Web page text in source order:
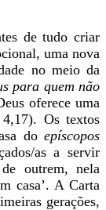
de tudo criar
uma nova
no meio da
para quem não
oferece uma
Os textos
do epíscopos
as a servir
outrem, nela
casa’. A Carta
gerações,